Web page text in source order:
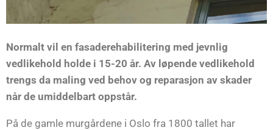
Normalt vil en fasaderehabilitering med jevnlig
vedlikehold holde i 15-20 år. Av løpende vedlikehold
trengs da maling ved behov og reparasjon av skader
når de umiddelbart oppstår.
På de gamle murgårdene i Oslo fra 1800 tallet har